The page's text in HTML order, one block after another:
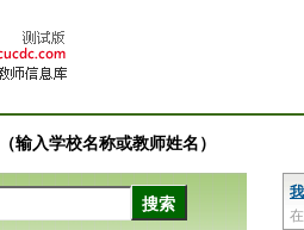
输入学校名称或教师姓名）